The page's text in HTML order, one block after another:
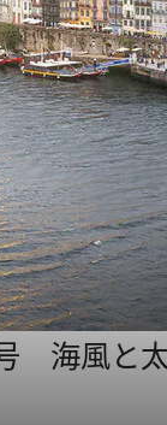
海風と